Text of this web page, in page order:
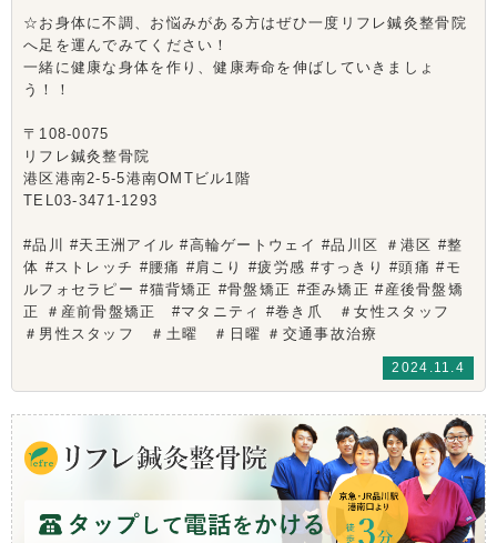
☆お身体に不調、お悩みがある方はぜひ一度リフレ鍼灸整骨院
へ足を運んでみてください！
一緒に健康な身体を作り、健康寿命を伸ばしていきましょ
う！！
〒108-0075
リフレ鍼灸整骨院
港区港南2-5-5港南OMTビル1階
TEL03-3471-1293
#品川 #天王洲アイル #高輪ゲートウェイ #品川区 ＃港区 #整
体 #ストレッチ #腰痛 #肩こり #疲労感 #すっきり #頭痛 #モ
ルフォセラピー #猫背矯正 #骨盤矯正 #歪み矯正 #産後骨盤矯
正 ＃産前骨盤矯正 #マタニティ #巻き爪 ＃女性スタッフ
＃男性スタッフ ＃土曜 ＃日曜 ＃交通事故治療
2024.11.4